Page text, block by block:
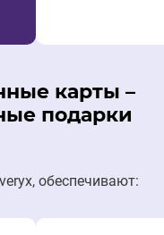
карты –
подарки
обеспечивают: